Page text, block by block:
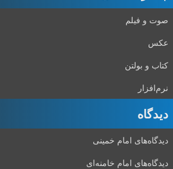
صوت و فیلم
عکس
کتاب و بولتن
نرم‌افزار
دیدگاه‌
دیدگاه‌های امام خمینی
دیدگاه‌های امام خامنه‌ای